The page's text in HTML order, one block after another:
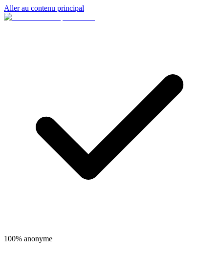
Aller au contenu principal
100% anonyme